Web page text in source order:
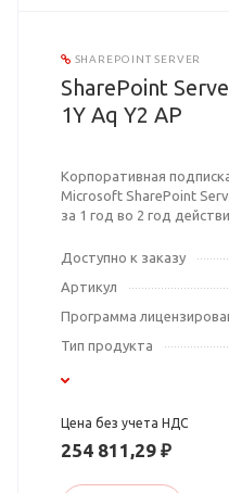
SHAREPOINT SERVER
SharePoint
1Y Aq Y2 AP
Корпоративная
Microsoft SharePoint
за 1 год во 2 год
Доступно к заказу
Артикул
Программа
Тип продукта
Цена без учета НДС
254 811,29 ₽